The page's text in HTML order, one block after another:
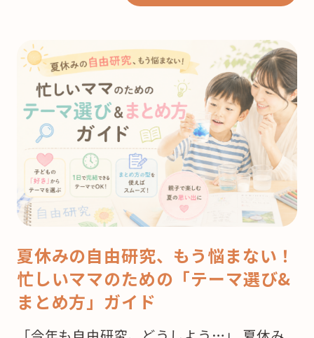
夏休みの自由研究、もう悩まない！
忙しいママのための「テーマ選び&
まとめ方」ガイド